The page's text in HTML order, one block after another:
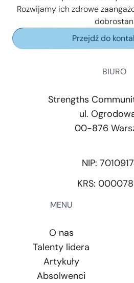
Rozwijamy ich zdrowe
Przejdź do
BIURO
Strengths
ul.
00-876
NIP:
KRS:
MENU
O nas
Talenty lidera
Artykuły
Absolwenci